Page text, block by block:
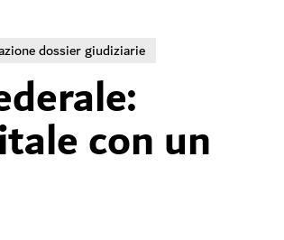
dossier giudiziarie
con un